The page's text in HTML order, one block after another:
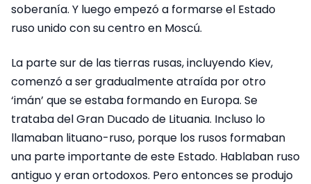
soberanía. Y luego empezó a formarse el Estado
ruso unido con su centro en Moscú.
La parte sur de las tierras rusas, incluyendo Kiev,
comenzó a ser gradualmente atraída por otro
‘imán’ que se estaba formando en Europa. Se
trataba del Gran Ducado de Lituania. Incluso lo
llamaban lituano-ruso, porque los rusos formaban
una parte importante de este Estado. Hablaban ruso
antiguo y eran ortodoxos. Pero entonces se produjo